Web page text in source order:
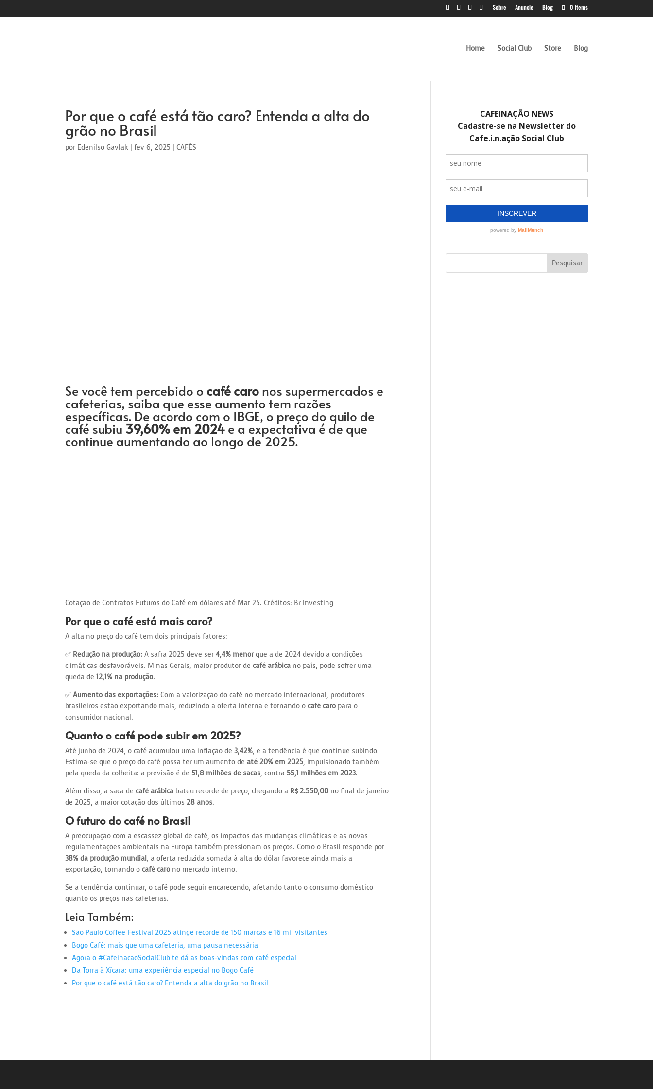
Sobre Anuncie Blog 0 Items
Home Social Club Store Blog
Por que o café está tão caro? Entenda a alta do
grão no Brasil
por Edenilso Gavlak |fev 6, 2025 | CAFÉS
Se você tem percebido o café caronos supermercados e
cafeterias, saiba que esse aumento tem razões
específicas. De acordo com o IBGE, o preço do quilo de
café subiu 39,60% em 2024e a expectativa é de que
continue aumentando ao longo de 2025.
Cotação de Contratos Futuros do Café em dólares até Mar 25. Créditos: Br Investing
Por que o café está mais caro?
A alta no preço do café tem dois principais fatores:
✅ Redução na produção: A safra 2025 deve ser4,4% menorque a de 2024 devido a condições
climáticas desfavoráveis. Minas Gerais, maior produtor decafé arábica no país, pode sofrer uma
queda de12,1% na produção.
✅Aumento das exportações: Com a valorização do café no mercado internacional, produtores
brasileiros estão exportando mais, reduzindo a oferta interna e tornando ocafé caro para o
consumidor nacional.
Quanto o café pode subir em 2025?
Até junho de 2024, o café acumulou uma inflação de3,42%, e a tendência é que continue subindo.
Estima-se que o preço do café possa ter um aumento deaté 20% em 2025, impulsionado também
pela queda da colheita: a previsão é de 51,8 milhões de sacas, contra 55,1 milhões em 2023.
Além disso, a saca decafé arábica bateu recorde de preço, chegando a R$ 2.550,00 no final de janeiro
de 2025, a maior cotação dos últimos28 anos.
O futuro do café no Brasil
A preocupação com a escassez global de café, os impactos das mudanças climáticas e as novas
regulamentações ambientais na Europa também pressionam os preços. Como o Brasil responde por
38% da produção mundial, a oferta reduzida somada à alta do dólar favorece ainda mais a
exportação, tornando ocafé caro no mercado interno.
Se a tendência continuar, o café pode seguir encarecendo, afetando tanto o consumo doméstico
quanto os preços nas cafeterias.
Leia Também:
São Paulo Coffee Festival 2025 atinge recorde de 150 marcas e 16 mil visitantes
Bogo Café: mais que uma cafeteria, uma pausa necessária
Agora o #CafeinacaoSocialClub te dá as boas-vindas com café especial
Da Torra à Xícara: uma experiência especial no Bogo Café
Por que o café está tão caro? Entenda a alta do grão no Brasil